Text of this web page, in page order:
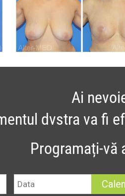
Ai
dvstra va fi
Programați-vă